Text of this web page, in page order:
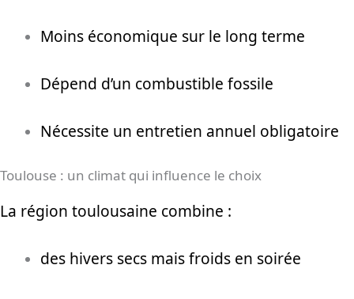
Moins économique sur le long terme
Dépend d’un combustible fossile
Nécessite un entretien annuel obligatoire
Toulouse : un climat qui influence le choix
La région toulousaine combine :
des hivers secs mais froids en soirée